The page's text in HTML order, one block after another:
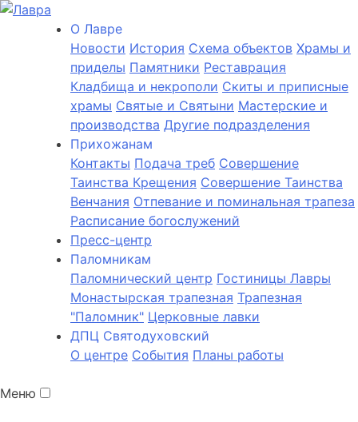
О Лаврe
Новости История Cхема объектов Храмы и
приделы Памятники Реставрация
Кладбища и некрополи Скиты и приписные
храмы Святые и Святыни Мастерские и
производства Другие подразделения
Прихожанам
Контакты Подача треб Совершение
Таинства Крещения Совершение Таинства
Венчания Отпевание и поминальная трапеза
Расписание богослужений
Пресс-центр
Паломникам
Паломнический центр Гостиницы Лавры
Монастырская трапезная Трапезная
"Паломник" Церковные лавки
ДПЦ Святодуховский
О центре События Планы работы
Меню